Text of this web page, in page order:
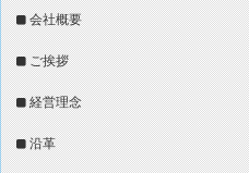
会社概要
ご挨拶
経営理念
沿革